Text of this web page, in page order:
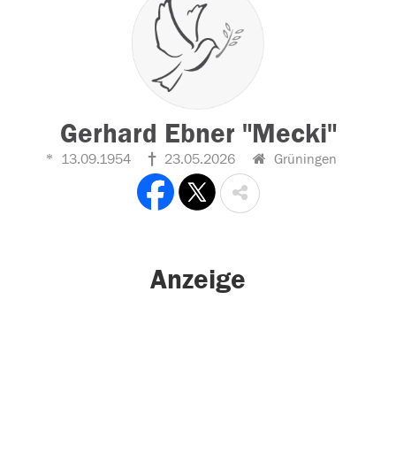
Gerhard Ebner "Mecki"
13.09.1954 23.05.2026 Grüningen
Anzeige